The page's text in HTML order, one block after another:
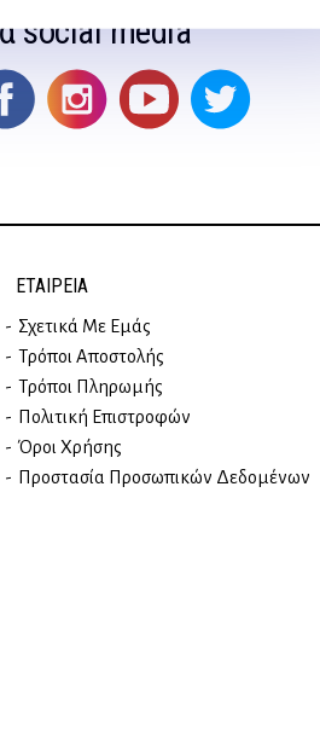
social media
ΕΤΑΙΡΕΊΑ
Σχετικά Με Εμάς
Τρόποι Αποστολής
Τρόποι Πληρωμής
Πολιτική Επιστροφών
Όροι Χρήσης
Προστασία Προσωπικών Δεδομένων